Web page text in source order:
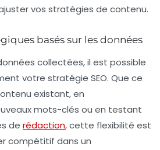
vos stratégies de contenu.
basés sur les données
collectées, il est possible
votre stratégie SEO. Que ce
existant, en
mots-clés ou en testant
de rédaction, cette flexibilité est
compétitif dans un